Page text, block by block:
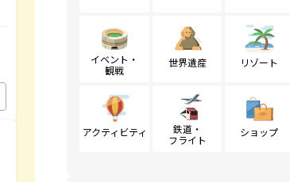
イベント・
観戦
世界遺産 リゾート
アクティビティ
鉄道・
フライト
ショップ